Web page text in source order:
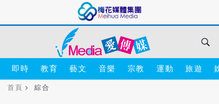
即時 教育 藝文 音樂 宗教 運動 旅遊
首頁 綜合